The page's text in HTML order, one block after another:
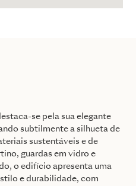
se pela sua elegante
subtilmente a silhueta de
sustentáveis e de
guardas em vidro e
o edifício apresenta uma
e durabilidade, com